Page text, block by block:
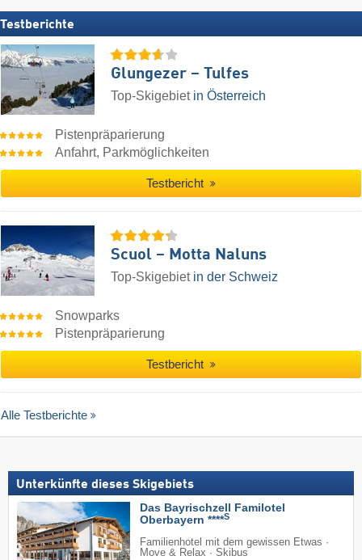
Testberichte
Glungezer – Tulfes
Top-Skigebiet in Österreich
Pistenpräparierung
Anfahrt, Parkmöglichkeiten
Testbericht
Scuol – Motta Naluns
Top-Skigebiet in der Schweiz
Snowparks
Pistenpräparierung
Testbericht
Alle Testberichte
Unterkünfte dieses Skigebiets
Das Bayrischzell Familotel
Oberbayern ****S
Familienhotel mit dem gewissen Etwas ·
Move & Relax · Skibus